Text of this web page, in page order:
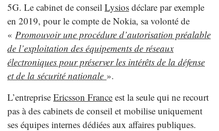
5G. Le cabinet de conseil Lysios déclare par exemple
en 2019, pour le compte de Nokia, sa volonté de
« Promouvoir une procédure d’autorisation préalable
de l’exploitation des équipements de réseaux
électroniques pour préserver les intérêts de la défense
et de la sécurité nationale ».
L’entreprise Ericsson France est la seule qui ne recourt
pas à des cabinets de conseil et mobilise uniquement
ses équipes internes dédiées aux affaires publiques.